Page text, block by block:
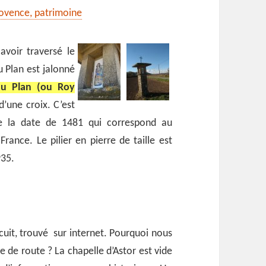
patrimoine
traversé le
Plan est jalonné
Plan (ou Roy
croix. C’est
la date de 1481 qui correspond au
Le pilier en pierre de taille est
trouvé sur internet. Pourquoi nous
route ? La chapelle d’Astor est vide